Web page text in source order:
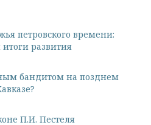
петровского времени:
развития
бандитом на позднем
П.И. Пестеля